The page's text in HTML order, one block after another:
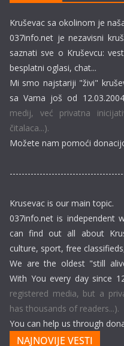
Kruševac sa okolinom je
037info.net je nezavisni
saznati sve o Kruševcu:
besplatni oglasi, chat...
Mi smo najstariji "živi"
sa Vama još od
medij, već privatna
čitalaca...).
Možete nam pomoći
Krusevac is our main topic.
037info.net is independent
can find out all about
culture, sport, free
We are the oldest "still
With You every day since
registered media, but a
has thousands of readers...).
You can help us through
NAJNOVIJE VESTI